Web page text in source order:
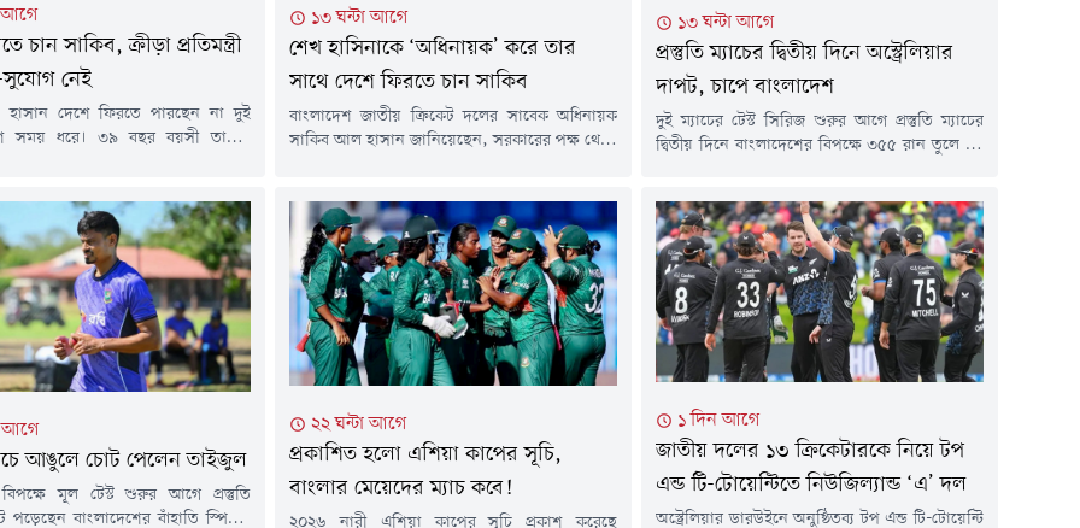
আগে
চান সাকিব, ক্রীড়া প্রতিমন্ত্রী
নেই
দেশে ফিরতে পারছেন না দুই
সময় ধরে। ৩৯ বছর বয়সী তারকা
সাকিবের দেশে ফেরার সুযোগ
বার্তা সংস্থা রয়টার্সকে সাকিব দেশে
কথা বলেছেন। জানিয়েছেন, আগের
১৩ ঘন্টা আগে
শেখ হাসিনাকে ‘অধিনায়ক’ করে তার
সাথে দেশে ফিরতে চান সাকিব
বাংলাদেশ জাতীয় ক্রিকেট দলের সাবেক অধিনায়ক
সাকিব আল হাসান জানিয়েছেন, সরকারের পক্ষ থেকে
মুখোমুখি হতে প্রস্তুত। তবে তা সম্ভব না হলে সাবেক
প্রধানমন্ত্রী শেখ হাসিনার সঙ্গে দেশে ফেরার চেষ্টা
করবেন বলেও মন্তব্য করেছেন তিনি।আন্তর্জাতিক
সংবাদ সংস্থা রয়টার্সকে...
১৩ ঘন্টা আগে
প্রস্তুতি ম্যাচের দ্বিতীয় দিনে অস্ট্রেলিয়ার
দাপট, চাপে বাংলাদেশ
দুই ম্যাচের টেস্ট সিরিজ শুরুর আগে প্রস্তুতি ম্যাচের
দ্বিতীয় দিনে বাংলাদেশের বিপক্ষে ৩৫৫ রান তুলে ৯২
শেষে ২ উইকেট হারিয়ে ১৯ রান করেছে বাংলাদেশ।
ফলে শেষ দিনে ৭৩ রানে পিছিয়ে থেকে ব্যাট শুরু
করবে টাইগাররা।শুক্রবার প্রথম...
আগে
আঙুলে চোট পেলেন তাইজুল
বিপক্ষে মূল টেস্ট শুরুর আগে প্রস্তুতি
পড়েছেন বাংলাদেশের বাঁহাতি স্পিনার
২২ ঘন্টা আগে
প্রকাশিত হলো এশিয়া কাপের সূচি,
বাংলার মেয়েদের ম্যাচ কবে!
২০২৬ নারী এশিয়া কাপের সূচি প্রকাশ করেছে
১ দিন আগে
জাতীয় দলের ১৩ ক্রিকেটারকে নিয়ে টপ
এন্ড টি-টোয়েন্টিতে নিউজিল্যান্ড ‘এ’ দল
অস্ট্রেলিয়ার ডারউইনে অনুষ্ঠিতব্য টপ এন্ড টি-টোয়েন্টি